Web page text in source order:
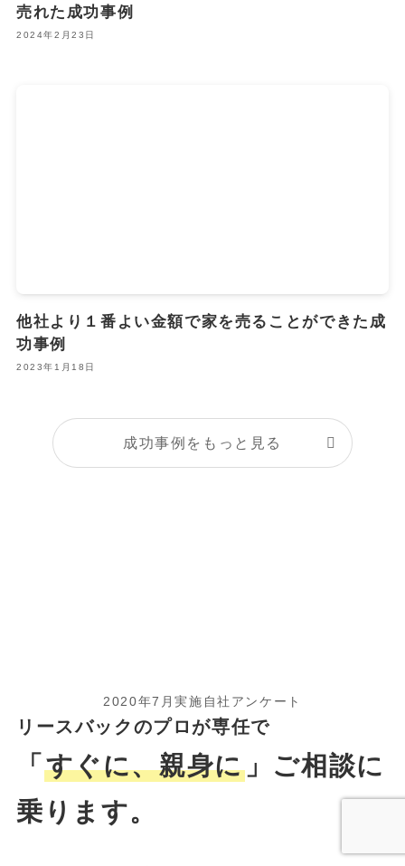
売れた成功事例
2024年2月23日
他社より１番よい金額で家を売ることができた成
功事例
2023年1月18日
成功事例をもっと見る
2020年7月実施自社アンケート
リースバックのプロが専任で
「 すぐに、親身に」ご相談に
乗ります。